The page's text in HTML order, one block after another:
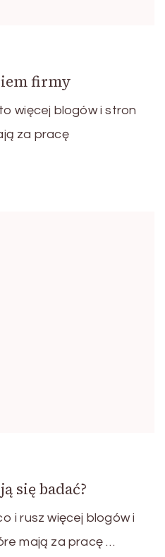
firmy
więcej blogów i stron
za pracę
się badać?
i rusz więcej blogów i
mają za pracę …